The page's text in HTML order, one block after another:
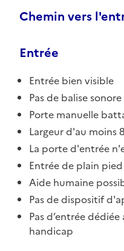
Chemin vers
Entrée
Entrée bien visible
Pas de balise sonore
Porte manuelle
Largeur d'au moins
La porte d'entrée
Entrée de plain pied
Aide humaine
Pas de dispositif
Pas d’entrée
handicap